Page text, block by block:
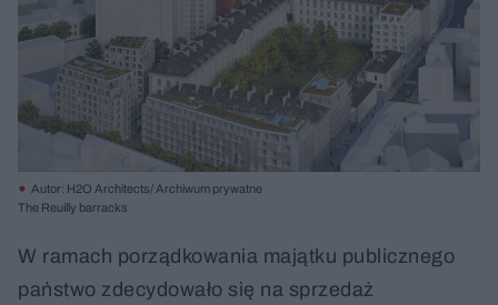
Autor: H2O Architects/ Archiwum prywatne
The Reuilly barracks
W ramach porządkowania majątku publicznego
państwo zdecydowało się na sprzedaż